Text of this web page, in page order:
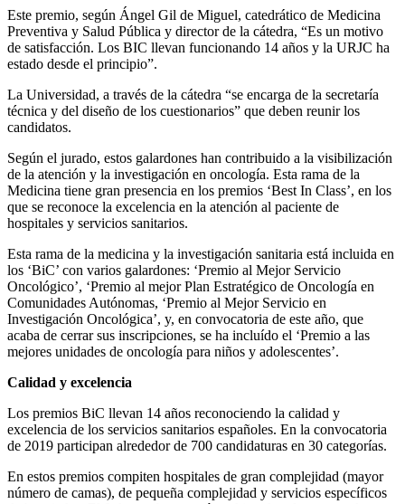
Este premio, según Ángel Gil de Miguel, catedrático de Medicina
Preventiva y Salud Pública y director de la cátedra, “Es un motivo
de satisfacción. Los BIC llevan funcionando 14 años y la URJC ha
estado desde el principio”.
La Universidad, a través de la cátedra “se encarga de la secretaría
técnica y del diseño de los cuestionarios” que deben reunir los
candidatos.
Según el jurado, estos galardones han contribuido a la visibilización
de la atención y la investigación en oncología. Esta rama de la
Medicina tiene gran presencia en los premios ‘Best In Class’, en los
que se reconoce la excelencia en la atención al paciente de
hospitales y servicios sanitarios.
Esta rama de la medicina y la investigación sanitaria está incluida en
los ‘BiC’ con varios galardones: ‘Premio al Mejor Servicio
Oncológico’, ‘Premio al mejor Plan Estratégico de Oncología en
Comunidades Autónomas, ‘Premio al Mejor Servicio en
Investigación Oncológica’, y, en convocatoria de este año, que
acaba de cerrar sus inscripciones, se ha incluído el ‘Premio a las
mejores unidades de oncología para niños y adolescentes’.
Calidad y excelencia
Los premios BiC llevan 14 años reconociendo la calidad y
excelencia de los servicios sanitarios españoles. En la convocatoria
de 2019 participan alrededor de 700 candidaturas en 30 categorías.
En estos premios compiten hospitales de gran complejidad (mayor
número de camas), de pequeña complejidad y servicios específicos